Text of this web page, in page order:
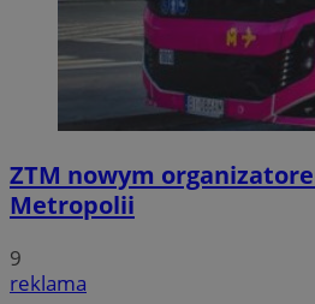
ZTM nowym
Metropolii
9
reklama